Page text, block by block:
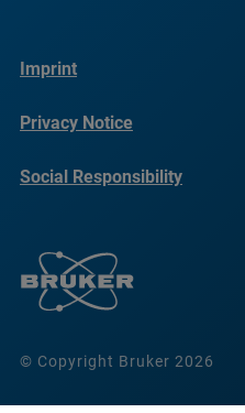
© Copyright Bruker 2026
Imprint
Privacy Notice
Social Responsibility